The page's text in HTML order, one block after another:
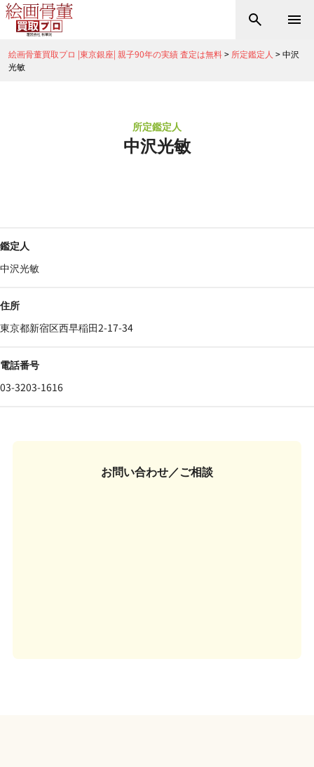
絵画骨董買取プロ |東京銀座| 親子90年の実績 査定は無料> 所定鑑定人 >中沢
光敏
所定鑑定人
中沢光敏
鑑定人
中沢光敏
住所
東京都新宿区西早稲田2-17-34
電話番号
03-3203-1616
お問い合わせ／ご相談